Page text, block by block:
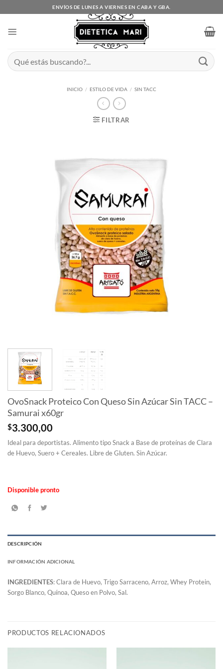
al
ENVÍOS DE LUNES A VIERNES EN CABA Y GBA.
Buscar
por:
INICIO / ESTILO DE VIDA / SIN TACC
FILTRAR
OvoSnack Proteico Con Queso Sin Azúcar Sin TACC –
Samurai x60gr
$3.300,00
Ideal para deportistas. Alimento tipo Snack a Base de proteínas de Clara
de Huevo, Suero + Cereales. Libre de Gluten. Sin Azúcar.
Disponible pronto
DESCRIPCIÓN
INFORMACIÓN ADICIONAL
INGREDIENTES: Clara de Huevo, Trigo Sarraceno, Arroz, Whey Protein,
Sorgo Blanco, Quínoa, Queso en Polvo, Sal.
PRODUCTOS RELACIONADOS